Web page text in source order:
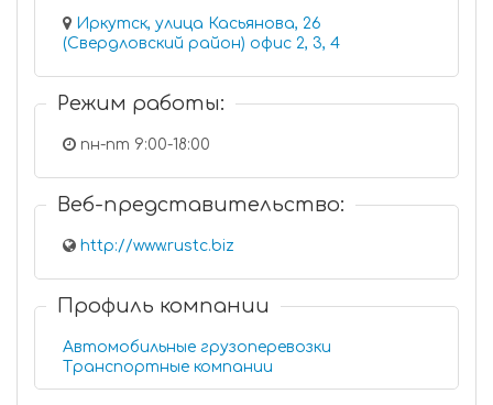
Иркутск, улица Касьянова, 26
(Свердловский район) офис 2, 3, 4
Режим работы:
пн-пт 9:00-18:00
Веб-представительство:
http://www.rustc.biz
Профиль компании
Автомобильные грузоперевозки
Транспортные компании